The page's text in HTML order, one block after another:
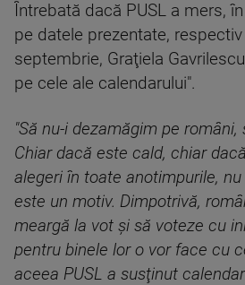
Întrebată dacă PUSL a mers,
pe datele prezentate,
septembrie, Graţiela
pe cele ale calendarului".
"Să nu-i dezamăgim pe
Chiar dacă este cald, chiar
alegeri în toate anotimpurile,
este un motiv. Dimpotrivă,
meargă la vot şi să voteze cu
pentru binele lor o vor face cu
aceea PUSL a susţinut